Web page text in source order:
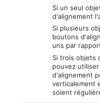
Si un seul
d'alignement
Si plusieurs
boutons
uns par
Si trois objets
pouvez
d'alignement
verticalement
soient